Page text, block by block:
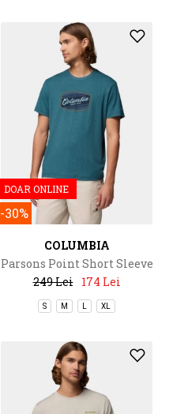
DOAR ONLINE
-30%
COLUMBIA
Parsons Point Short Sleeve
Graphic Tee
249 Lei 174 Lei
S M XL